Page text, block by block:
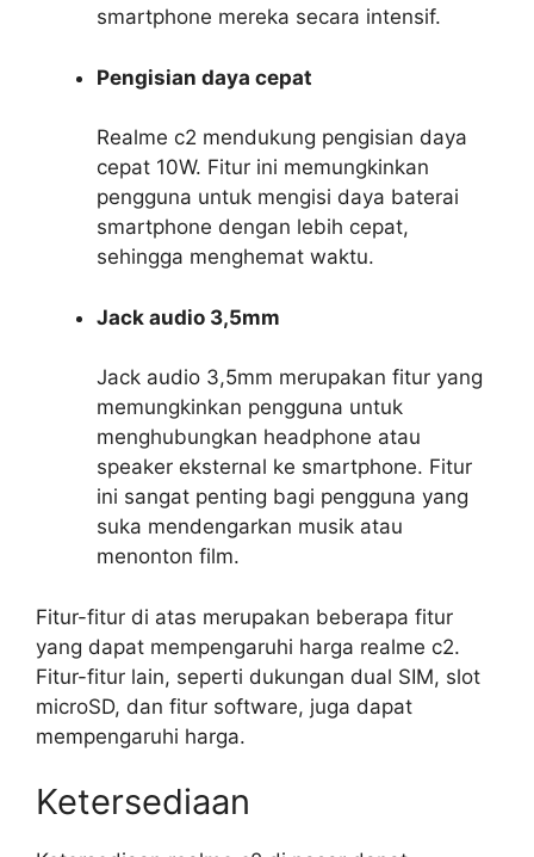
smartphone mereka secara intensif.
Pengisian daya cepat
Realme c2 mendukung pengisian daya
cepat 10W. Fitur ini memungkinkan
pengguna untuk mengisi daya baterai
smartphone dengan lebih cepat,
sehingga menghemat waktu.
Jack audio 3,5mm
Jack audio 3,5mm merupakan fitur yang
memungkinkan pengguna untuk
menghubungkan headphone atau
speaker eksternal ke smartphone. Fitur
ini sangat penting bagi pengguna yang
suka mendengarkan musik atau
menonton film.
Fitur-fitur di atas merupakan beberapa fitur
yang dapat mempengaruhi harga realme c2.
Fitur-fitur lain, seperti dukungan dual SIM, slot
microSD, dan fitur software, juga dapat
mempengaruhi harga.
Ketersediaan